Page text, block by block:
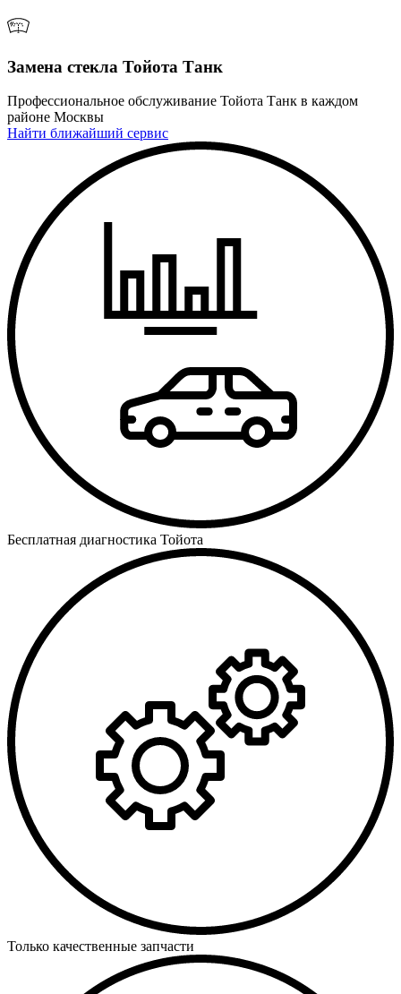
Замена стекла Тойота Танк
Профессиональное обслуживание Тойота Танк в каждом
районе Москвы
Найти ближайший сервис
Бесплатная диагностика Тойота
Только качественные запчасти